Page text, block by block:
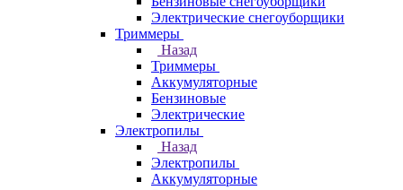
Электрические снегоуборщики
Триммеры
Назад
Триммеры
Аккумуляторные
Бензиновые
Электрические
Электропилы
Назад
Электропилы
Аккумуляторные